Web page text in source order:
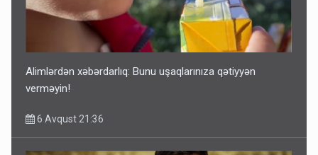
Alimlərdən xəbərdarlıq: Bunu uşaqlarınıza qətiyyən
verməyin!
6 Avqust 21:36